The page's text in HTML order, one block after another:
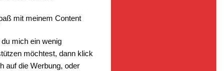
mit meinem Content
mich ein wenig
möchtest, dann klick
auf die Werbung, oder